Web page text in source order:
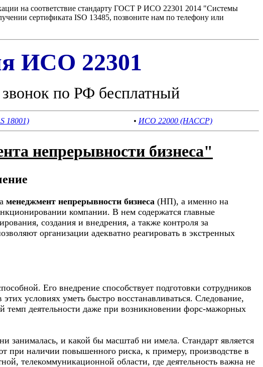
на соответствие стандарту ГОСТ Р ИСО 22301 2014 "Системы
сертификата ISO 13485, позвоните нам по телефону или
ИСО 22301
звонок по РФ бесплатный
18001) • ИСО 22000 (HACCP)
непрерывности бизнеса"
менеджмент непрерывности бизнеса (НП), а именно на
компании. В нем содержатся главные
создания и внедрения, а также контроля за
организации адекватно реагировать в экстренных
Его внедрение способствует подготовки сотрудников
условиях уметь быстро восстанавливаться. Следование,
темп деятельности даже при возникновении форс-мажорных
занималась, и какой бы масштаб ни имела. Стандарт является
при наличии повышенного риска, к примеру, производстве в
телекоммуникационной области, где деятельность важна не